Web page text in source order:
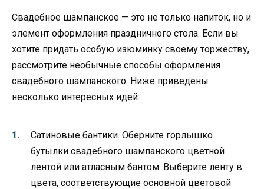
Свадебное шампанское — это не только напиток, но и
элемент оформления праздничного стола. Если вы
хотите придать особую изюминку своему торжеству,
рассмотрите необычные способы оформления
свадебного шампанского. Ниже приведены
несколько интересных идей:
Сатиновые бантики. Оберните горлышко
бутылки свадебного шампанского цветной
лентой или атласным бантом. Выберите ленту в
цвета, соответствующие основной цветовой